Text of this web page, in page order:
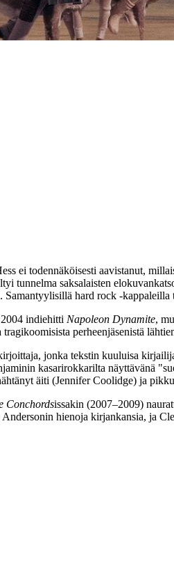
ei todennäköisesti aavistanut,
tunnelma saksalaisten
hard rock
indiehitti Napoleon Dynamite,
perheenjäsenistä
jonka tekstin kuuluisa
kasarirokkarilta näyttävänä
äiti (Jennifer Coolidge) ja
Conchordsissakin (2007–2009)
hienoja kirjankansia, ja